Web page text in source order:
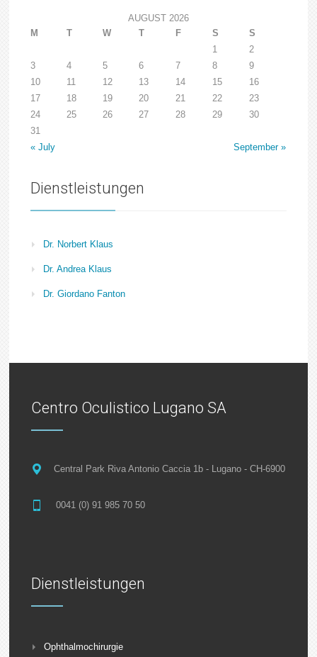
AUGUST 2026
M
T W T F S
S
1
2
3
4 5 6 7 8
9
10
11 12 13 14 15
16
17
18 19 20 21 22
23
24
25 26 27 28 29
30
31
« July
September »
Dienstleistungen
Dr. Norbert Klaus
Dr. Andrea Klaus
Dr. Giordano Fanton
Centro Oculistico Lugano SA
Central Park Riva Antonio Caccia 1b - Lugano - CH-6900
0041 (0) 91 985 70 50
Dienstleistungen
Ophthalmochirurgie